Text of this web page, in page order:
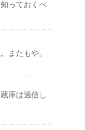
っておくべ
またもや。
庫は過信し